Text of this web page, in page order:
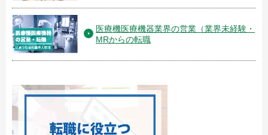
医療機医療機器業界の営業（業界未経験・
MRからの転職